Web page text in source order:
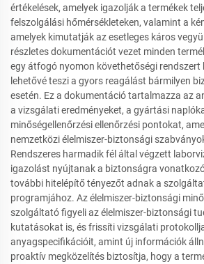
értékelések, amelyek igazolják a termékek
felszolgálási hőmérsékleteken, valamint a
amelyek kimutatják az esetleges káros
részletes dokumentációt vezet minden
egy átfogó nyomon követhetőségi rendszert
lehetővé teszi a gyors reagálást bármilyen
esetén. Ez a dokumentáció tartalmazza az
a vizsgálati eredményeket, a gyártási
minőségellenőrzési ellenőrzési pontokat,
nemzetközi élelmiszer-biztonsági
Rendszeres harmadik fél által végzett
igazolást nyújtanak a biztonságra
további hitelépítő tényezőt adnak a
programjához. Az élelmiszer-biztonsági
szolgáltató figyeli az élelmiszer-biztonsági
kutatásokat is, és frissíti vizsgálati
anyagspecifikációit, amint új információk
proaktív megközelítés biztosítja, hogy a